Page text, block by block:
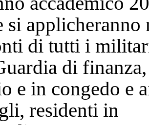
si applicheranno
di tutti i
di
e in congedo e
residenti in